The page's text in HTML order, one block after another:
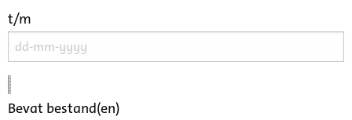
t/m
Bevat bestand(en)